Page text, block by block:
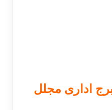
اداری مجلل